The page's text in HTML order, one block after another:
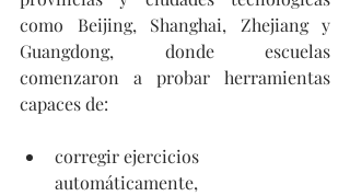
como Beijing, Shanghai, Zhejiang y
Guangdong, donde escuelas
comenzaron a probar herramientas
capaces de:
corregir ejercicios
automáticamente,